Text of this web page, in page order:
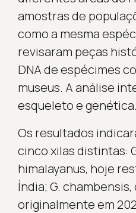
amostras de
como a mesma
revisaram peças
DNA de espécimes
museus. A análise
esqueleto e genética.
Os resultados
cinco xilas distintas:
himalayanus, hoje
Índia; G.
originalmente em